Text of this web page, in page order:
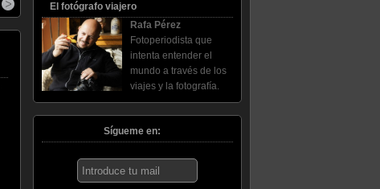
El fotógrafo viajero
Rafa Pérez
Fotoperiodista que
intenta entender el
mundo a través de los
viajes y la fotografía.
Sígueme en: